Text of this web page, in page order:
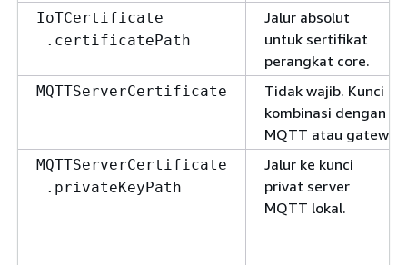
IoTCertificate
.certificatePath
Jalur absolut
untuk sertifikat
perangkat core.
MQTTServerCertificate
Tidak wajib. Kunci
kombinasi dengan
MQTT atau gateway.
MQTTServerCertificate
.privateKeyPath
Jalur ke kunci
privat server
MQTT lokal.